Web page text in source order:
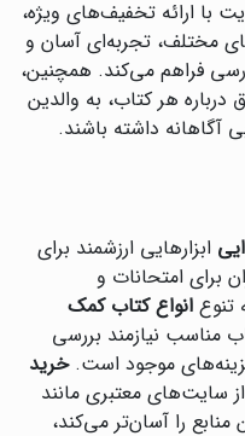
ارائه تخفیف‌های ویژه،
مختلف، تجربه‌ای آسان و
فراهم می‌کند. همچنین،
هر کتاب، به والدین
آگاهانه داشته باشند.
ابزارهایی ارزشمند برای
برای امتحانات و
تنوع انواع کتاب کمک
مناسب نیازمند بررسی
موجود است.خرید
از سایت‌های معتبری مانند
منابع را آسان‌تر می‌کند،